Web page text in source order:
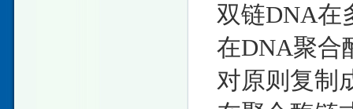
双链DNA在
在DNA聚合
对原则复制